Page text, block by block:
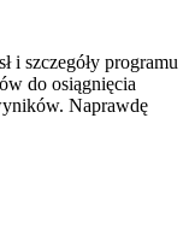
i szczegóły programu
do osiągnięcia
Naprawdę